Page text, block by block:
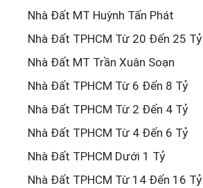
Nhà Đất MT Huỳnh Tấn Phát
Nhà Đất TPHCM Từ 20 Đến 25 Tỷ
Nhà Đất MT Trần Xuân Soạn
Nhà Đất TPHCM Từ 6 Đến 8 Tỷ
Nhà Đất TPHCM Từ 2 Đến 4 Tỷ
Nhà Đất TPHCM Từ 4 Đến 6 Tỷ
Nhà Đất TPHCM Dưới 1 Tỷ
Nhà Đất TPHCM Từ 14 Đến 16 Tỷ